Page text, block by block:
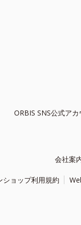
ORBIS SNS公式アカ
会社案
ショップ利用規約